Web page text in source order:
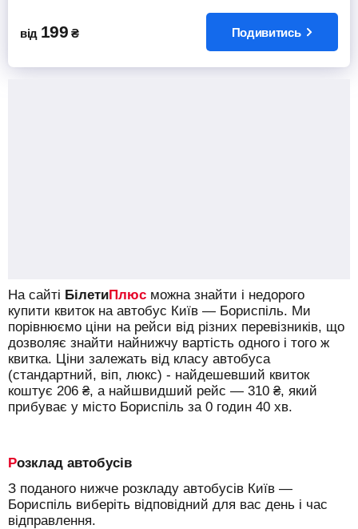
від 199 ₴ Подивитись
На сайті БілетиПлюс можна знайти і недорого
купити квиток на автобус Київ — Бориспіль. Ми
порівнюємо ціни на рейси від різних перевізників, що
дозволяє знайти найнижчу вартість одного і того ж
квитка. Ціни залежать від класу автобуса
(стандартний, віп, люкс) - найдешевший квиток
коштує 206 ₴, а найшвидший рейс — 310 ₴, який
прибуває у місто Бориспіль за 0 годин 40 хв.
Розклад автобусів
З поданого нижче розкладу автобусів Київ —
Бориспіль виберіть відповідний для вас день і час
відправлення.